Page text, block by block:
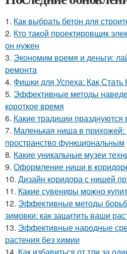
1. Как выбрать бетон для
2. Кто такой проектировщик
он нужен
3. Экономим время и деньги:
ремонта
4. Фишки для Успеха: Как
5. Эффективные методы
короткое время
6. Какие традиции
7. Маленькая ниша в прихожей:
пространство функциональным
8. Какие уникальные музеи
9. Оформление ниши в
10. Дизайн коридора с нишей
11. Какие сувениры можно
12. Эффективные методы
зимовки: как защитить ваши
13. Эффективные народные
растения без химии